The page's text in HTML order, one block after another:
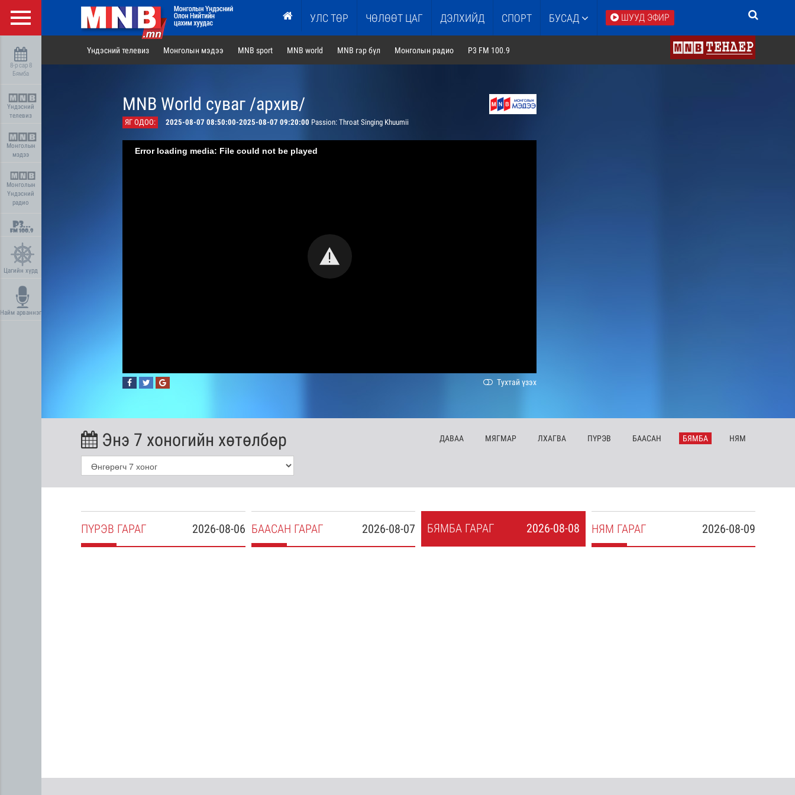
УЛС ТӨР ЧӨЛӨӨТ ЦАГ ДЭЛХИЙД СПОРТ БУСАД ШУУД ЭФИР
8-р сар 8
Бямба
Үндэсний
телевиз
Монголын
мэдээ
Монголын
Үндэсний
радио
Цагийн хүрд
Найм арваннэг
Үндэсний телевиз Монголын мэдээ MNB sport MNB world MNB гэр бүл Монголын радио P3 FM 100.9
MNB World суваг /архив/
ЯГ ОДОО: 2025-08-07 08:50:00-2025-08-07 09:20:00 Passion: Throat Singing Khuumii
Error loading media: File could not be played
Тухтай үзэх
Энэ 7 хоногийн хөтөлбөр ДАВАА МЯГМАР ЛХАГВА ПҮРЭВ БААСАН БЯМБА НЯМ
2026-08-06
ПҮРЭВ ГАРАГ 2026-08-07
БААСАН ГАРАГ 2026-08-08
БЯМБА ГАРАГ 2026-08-09
НЯМ ГАРАГ